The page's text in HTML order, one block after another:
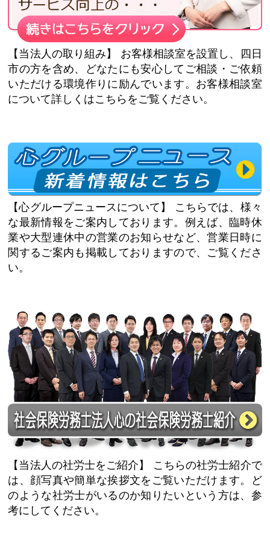
【当法人の取り組み】
お客様相談室を設置し、四日
市の方を含め、どなたにも安心してご相談・ご依頼
いただける環境作りに励んでいます。お客様相談室
について詳しくはこちらをご覧ください。
【心グループニュースについて】
こちらでは、様々
な最新情報をご案内しております。例えば、臨時休
業や大型連休中の営業のお知らせなど、営業日時に
関するご案内も掲載しておりますので、ご覧くださ
い。
【当法人の社労士をご紹介】
こちらの社労士紹介で
は、顔写真や簡単な挨拶文をご覧いただけます。ど
のような社労士がいるのか知りたいという方は、参
考にしてください。